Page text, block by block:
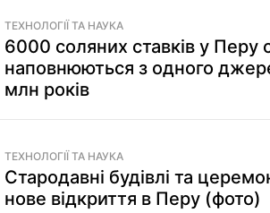
ТЕХНОЛОГІЇ ТА НАУКА
6000 соляних ставків у Перу
наповнюються з одного
млн років
ТЕХНОЛОГІЇ ТА НАУКА
Стародавні будівлі та
нове відкриття в Перу (фото)